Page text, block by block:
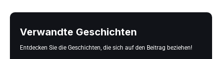
Verwandte Geschichten
Entdecken Sie die Geschichten, die sich auf den Beitrag beziehen!